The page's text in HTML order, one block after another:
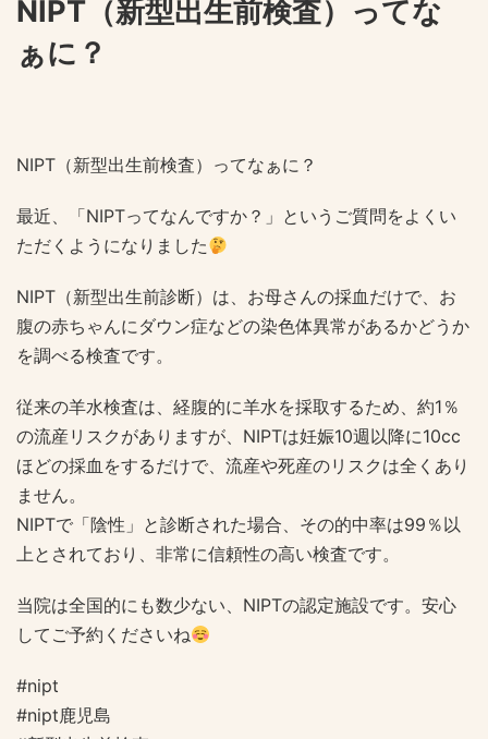
NIPT（新型出生前検査）ってな
ぁに？
NIPT（新型出生前検査）ってなぁに？
最近、「NIPTってなんですか？」というご質問をよくい
ただくようになりました
NIPT（新型出生前診断）は、お母さんの採血だけで、お
腹の赤ちゃんにダウン症などの染色体異常があるかどうか
を調べる検査です。
従来の羊水検査は、経腹的に羊水を採取するため、約1％
の流産リスクがありますが、NIPTは妊娠10週以降に10cc
ほどの採血をするだけで、流産や死産のリスクは全くあり
ません。
NIPTで「陰性」と診断された場合、その的中率は99％以
上とされており、非常に信頼性の高い検査です。
当院は全国的にも数少ない、NIPTの認定施設です。安心
してご予約くださいね
#nipt
#nipt鹿児島